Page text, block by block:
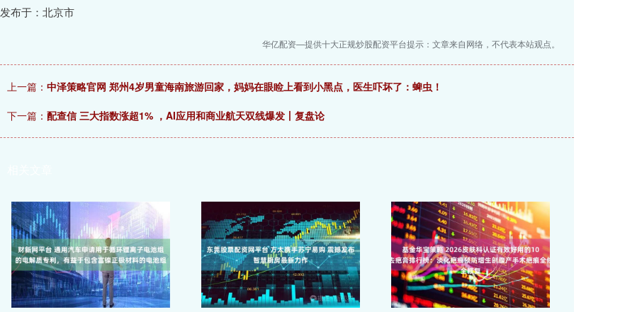
发布于：北京市
华亿配资—提供十大正规炒股配资平台提示：文章来自网络，不代表本站观点。
上一篇： 中泽策略官网 郑州4岁男童海南旅游回家，妈妈在眼睑上看到小黑点，医生吓坏了：蜱虫！
下一篇： 配查信 三大指数涨超1% ，AI应用和商业航天双线爆发丨复盘论